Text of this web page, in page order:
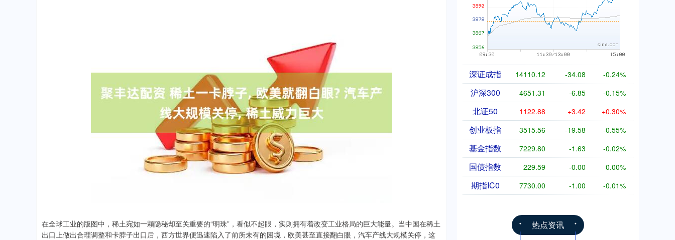
在全球工业的版图中，稀土宛如一颗隐秘却至关重要的“明珠”，看似不起眼，实则拥有着改变工业格局的巨大能量。当中国在稀土
出口上做出合理调整和卡脖子出口后，西方世界便迅速陷入了前所未有的困境，欧美甚至直接翻白眼，汽车产线大规模关停，这
深证成指 14110.12 -34.08 -0.24%
沪深300 4651.31 -6.85 -0.15%
北证50 1122.88 +3.42 +0.30%
创业板指 3515.56 -19.58 -0.55%
基金指数 7229.80 -1.63 -0.02%
国债指数 229.59 -0.00 0.00%
期指IC0 7730.00 -1.00 -0.01%
热点资讯